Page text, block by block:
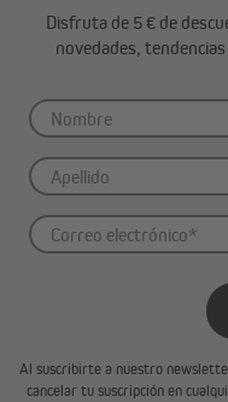
Disfruta de 5 € de
novedades,
Al suscribirte a nuestro
cancelar tu suscripción en